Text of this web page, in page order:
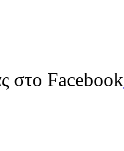
στο Facebook